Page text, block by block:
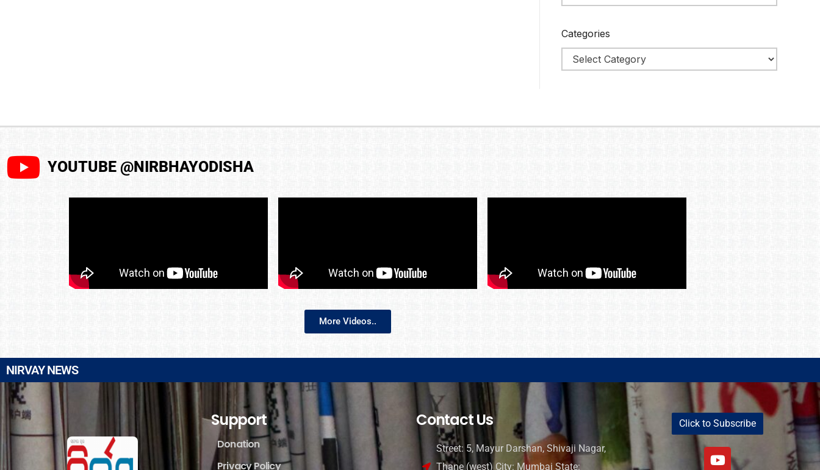
Categories
YOUTUBE @NIRBHAYODISHA
More Videos..
NIRVAY NEWS
Support
Donation
Privacy Policy
Contact Us
Street: 5, Mayur Darshan, Shivaji Nagar,
Thane (west) City: Mumbai State:
Click to Subscribe